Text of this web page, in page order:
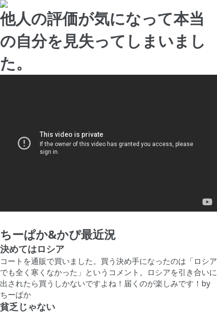
他人の評価が気になって本当
の自分を見失ってしまいまし
た。
ちーぱか&かぴ最近況
決めてはロシア
コートを通販で買いました。買う決め手になったのは「ロシア
でも全く寒くなかった」というコメント。ロシアを引き合いに
出されたら買うしかないですよね！届くのが楽しみです！by
ちーぱか
貧乏じゃない